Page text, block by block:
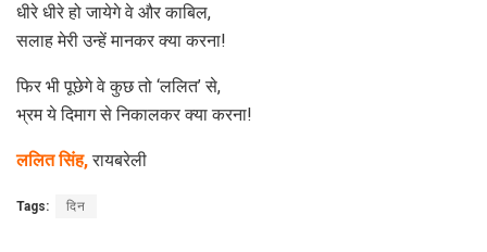
धीरे धीरे हो जायेगे वे और काबिल,
सलाह मेरी उन्हें मानकर क्या करना!
फिर भी पूछेगे वे कुछ तो ‘ललित’ से,
भ्रम ये दिमाग से निकालकर क्या करना!
ललित सिंह,रायबरेली
Tags: दिन